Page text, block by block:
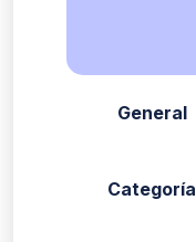
General
Categoría